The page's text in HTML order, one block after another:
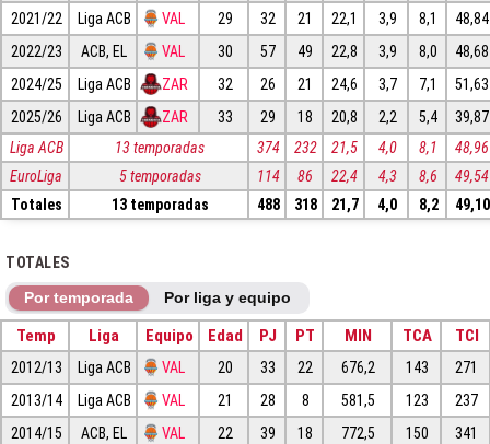
2021/22
Liga ACB VAL 29 32 21 22,1 3,9 8,1
48,84
2022/23
ACB, EL VAL 30 57 49 22,8 3,9 8,0
48,68
2024/25
Liga ACB ZAR 32 26 21 24,6 3,7 7,1
51,63
2025/26
Liga ACB ZAR 33 29 18 20,8 2,2 5,4
39,87
Liga ACB
13 temporadas 374 232 21,5 4,0 8,1
48,96
EuroLiga
5 temporadas 114 86 22,4 4,3 8,6
49,54
Totales
13 temporadas 488 318 21,7 4,0 8,2 49,10
TOTALES
Por temporada Por liga y equipo
Temp Liga Equipo Edad PJ PT MIN TCA TCI
2012/13 Liga ACB VAL 20 33 22 676,2 143
271
2013/14
Liga ACB VAL 21 28 8 581,5 123
237
2014/15
ACB, EL VAL 22 39 18 772,5 150 341